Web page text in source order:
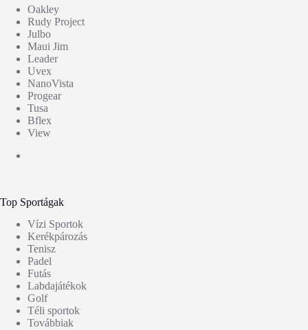
Oakley
Rudy Project
Julbo
Maui Jim
Leader
Uvex
NanoVista
Progear
Tusa
Bflex
View
Top Sportágak
Vízi Sportok
Kerékpározás
Tenisz
Padel
Futás
Labdajátékok
Golf
Téli sportok
Továbbiak